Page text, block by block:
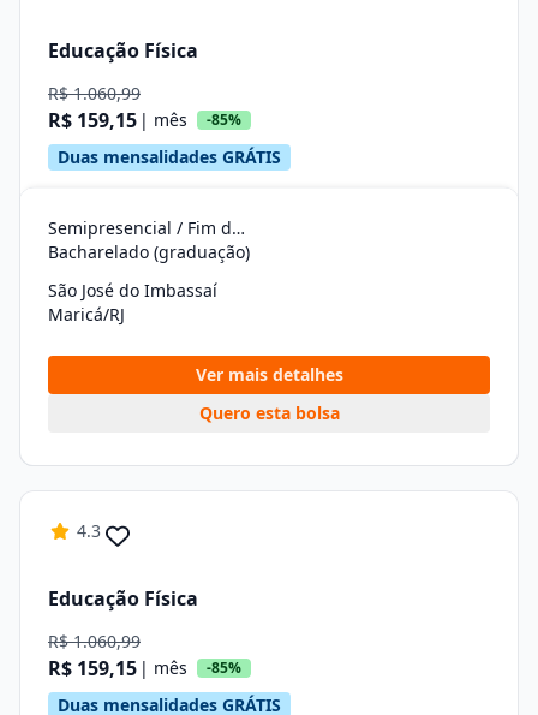
Educação Física
R$ 1.060,99
R$ 159,15 | mês -85%
Duas mensalidades GRÁTIS
Semipresencial / Fim de Semana
Bacharelado (graduação)
São José do Imbassaí
Maricá/RJ
Ver mais detalhes
Quero esta bolsa
4.3
Educação Física
R$ 1.060,99
R$ 159,15 | mês -85%
Duas mensalidades GRÁTIS